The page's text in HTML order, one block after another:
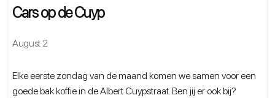
Cars op de Cuyp
August 2
Elke eerste zondag van de maand komen we samen voor een
goede bak koffie in de Albert Cuypstraat. Ben jij er ook bij?